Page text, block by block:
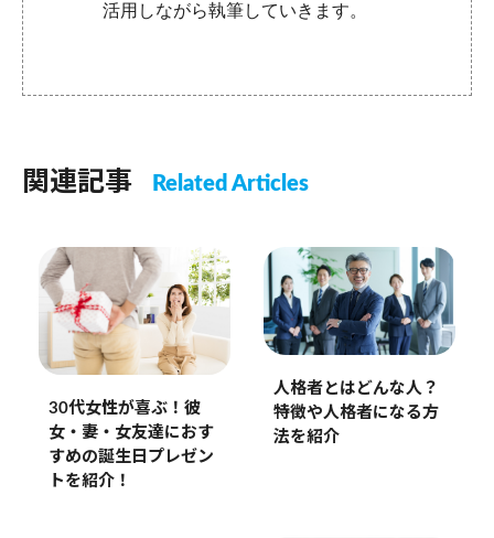
活用しながら執筆していきます。
関連記事 Related Articles
30代女性が喜ぶ！彼
女・妻・女友達におす
すめの誕生日プレゼン
トを紹介！
人格者とはどんな人？
特徴や人格者になる方
法を紹介